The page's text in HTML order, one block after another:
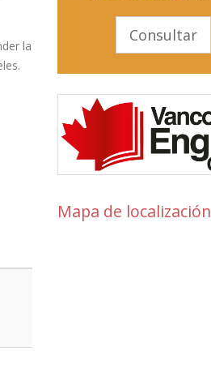
la
Consultar
Mapa de localización